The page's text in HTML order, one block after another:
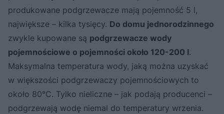
produkowane podgrzewacze mają pojemność 5 l,
największe – kilka tysięcy. Do domu jednorodzinnego
zwykle kupowane są podgrzewacze wody
pojemnościowe o pojemności około 120-200 l.
Maksymalna temperatura wody, jaką można uzyskać
w większości podgrzewaczy pojemnościowych to
około 80°C. Tylko nieliczne – jak podają producenci –
podgrzewają wodę niemal do temperatury wrzenia.